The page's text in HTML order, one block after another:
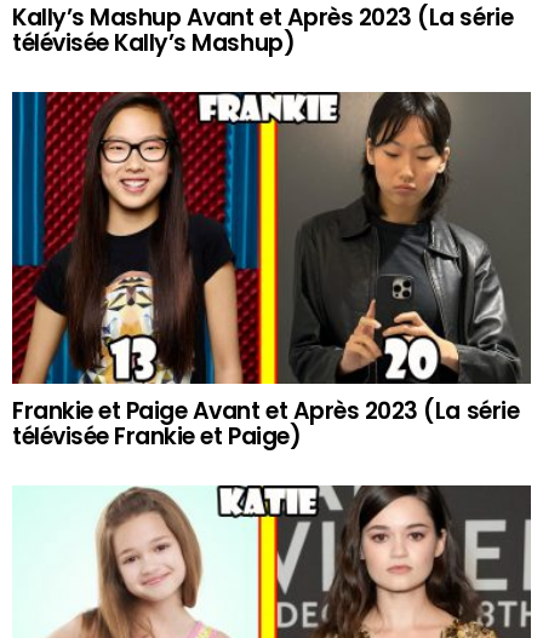
Kally’s Mashup Avant et Après 2023 (La série
télévisée Kally’s Mashup)
Frankie et Paige Avant et Après 2023 (La série
télévisée Frankie et Paige)